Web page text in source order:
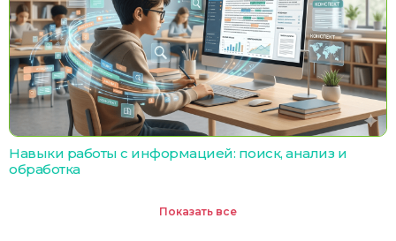
Навыки работы с информацией: поиск, анализ и
обработка
Показать все